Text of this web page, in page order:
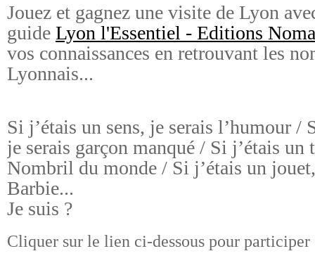
Jouez et gagnez une visite de Lyon
guide Lyon l'Essentiel - Editions
vos connaissances en retrouvant les
Lyonnais...
Si j’étais un sens, je serais l’humour /
je serais garçon manqué / Si j’étais un
Nombril du monde / Si j’étais un
Barbie...
Je suis ?
Cliquer sur le lien ci-dessous pour